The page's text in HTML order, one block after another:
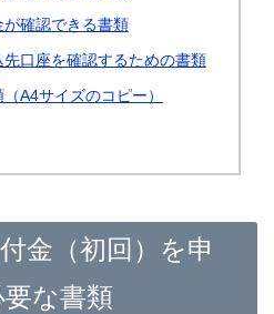
確認できる書類
口座を確認するための書類
A4サイズのコピー）
金（初回）を申
な書類